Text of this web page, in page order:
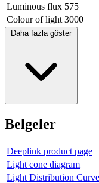
Luminous flux 575
Colour of light 3000
Daha fazla göster
Belgeler
Deeplink product page
Light cone diagram
Light Distribution Curve